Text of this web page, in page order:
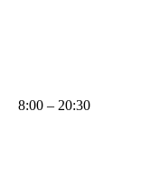
8:00 – 20:30